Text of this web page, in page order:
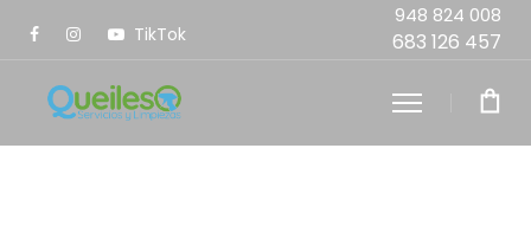
TikTok
948 824 008
683 126 457